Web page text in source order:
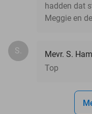
hadden dat
Meggie en
S.
Mevr. S.
Top